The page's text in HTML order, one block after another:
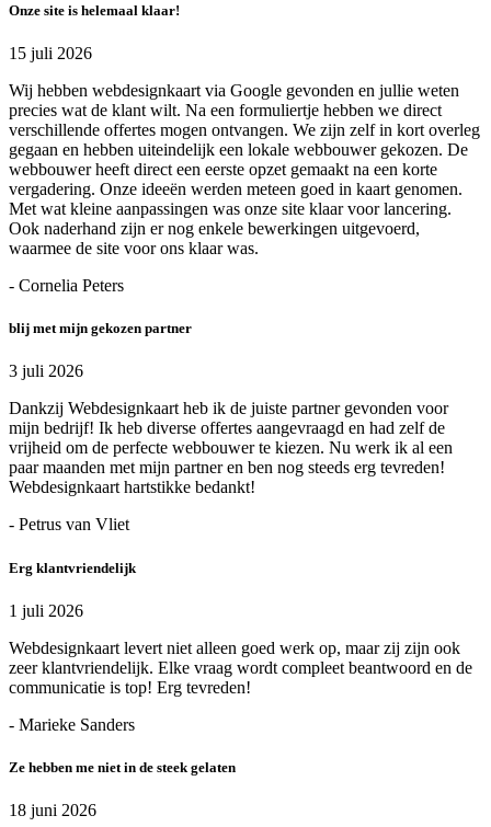
Onze site is helemaal klaar!
15 juli 2026
Wij hebben webdesignkaart via Google gevonden en jullie weten
precies wat de klant wilt. Na een formuliertje hebben we direct
verschillende offertes mogen ontvangen. We zijn zelf in kort overleg
gegaan en hebben uiteindelijk een lokale webbouwer gekozen. De
webbouwer heeft direct een eerste opzet gemaakt na een korte
vergadering. Onze ideeën werden meteen goed in kaart genomen.
Met wat kleine aanpassingen was onze site klaar voor lancering.
Ook naderhand zijn er nog enkele bewerkingen uitgevoerd,
waarmee de site voor ons klaar was.
- Cornelia Peters
blij met mijn gekozen partner
3 juli 2026
Dankzij Webdesignkaart heb ik de juiste partner gevonden voor
mijn bedrijf! Ik heb diverse offertes aangevraagd en had zelf de
vrijheid om de perfecte webbouwer te kiezen. Nu werk ik al een
paar maanden met mijn partner en ben nog steeds erg tevreden!
Webdesignkaart hartstikke bedankt!
- Petrus van Vliet
Erg klantvriendelijk
1 juli 2026
Webdesignkaart levert niet alleen goed werk op, maar zij zijn ook
zeer klantvriendelijk. Elke vraag wordt compleet beantwoord en de
communicatie is top! Erg tevreden!
- Marieke Sanders
Ze hebben me niet in de steek gelaten
18 juni 2026